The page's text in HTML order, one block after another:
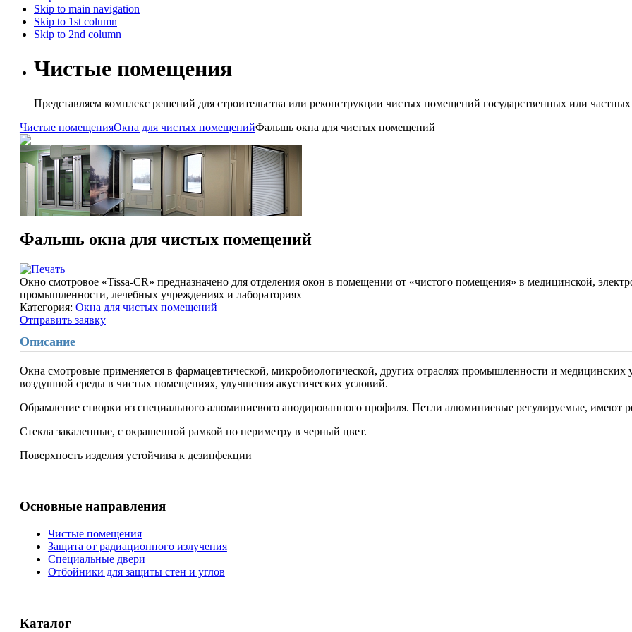
Skip to main navigation
Skip to 1st column
Skip to 2nd column
Чистые помещения
Представляем комплекс решений для строительства или реконструкции чистых помещений государственных или
Чистые помещенияОкна для чистых помещенийФальшь окна для чистых помещений
Фальшь окна для чистых помещений
Окно смотровое «Tissa-CR» предназначено для отделения окон в помещении от «чистого помещения» в медицинской,
промышленности, лечебных учреждениях и лабораториях
Категория: Окна для чистых помещений
Отправить заявку
Описание
Окна смотровые применяется в фармацевтической, микробиологической, других отраслях промышленности и
воздушной среды в чистых помещениях, улучшения акустических условий.
Обрамление створки из специального алюминиевого анодированного профиля. Петли алюминиевые регулируемые, имеют
Стекла закаленные, с окрашенной рамкой по периметру в черный цвет.
Поверхность изделия устойчива к дезинфекции
Основные направления
Чистые помещения
Защита от радиационного излучения
Специальные двери
Отбойники для защиты стен и углов
Каталог